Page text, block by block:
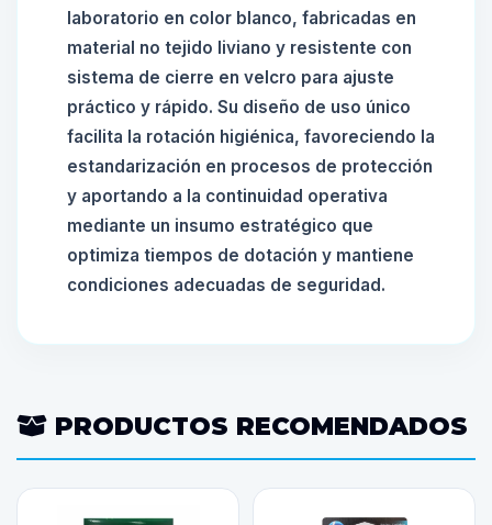
laboratorio en color blanco, fabricadas en
material no tejido liviano y resistente con
sistema de cierre en velcro para ajuste
práctico y rápido. Su diseño de uso único
facilita la rotación higiénica, favoreciendo la
estandarización en procesos de protección
y aportando a la continuidad operativa
mediante un insumo estratégico que
optimiza tiempos de dotación y mantiene
condiciones adecuadas de seguridad.
PRODUCTOS RECOMENDADOS